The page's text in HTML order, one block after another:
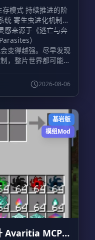
模式 持续推进的阶
统 寄生虫进化机制
感来源于《逃亡与奔
）
变得越强。尽早发现
，整片世界都可能被
2026-08-06
基岩版
模组Mod
Avaritia MCPE: